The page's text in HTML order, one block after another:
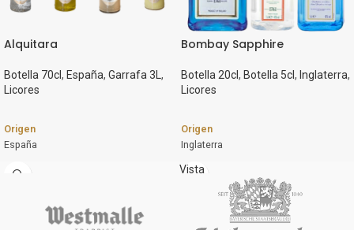
Alquitara
Botella 70cl, España, Garrafa 3L ,
Licores
Origen
España
Marca
Licor de hierbas / Orujo de hierbas /
Bombay Sapphire
Botella 20cl, Botella 5cl, Inglaterra,
Licores
Origen
Inglaterra
Marca
Bombay Sapphire
Vista